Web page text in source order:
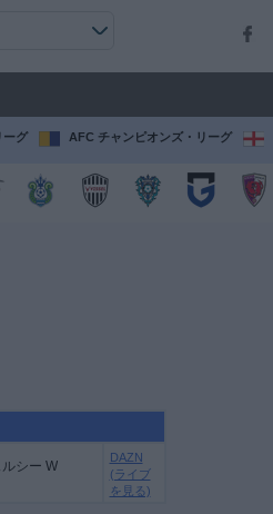
ーグ AFC チャンピオンズ・リーグ
シー W
DAZN
(ライブ
を見る)